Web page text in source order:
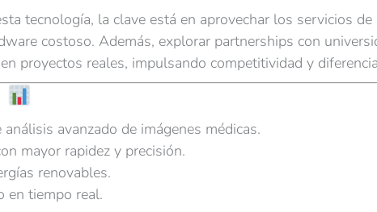
tecnología, la clave está en aprovechar los servicios
costoso. Además, explorar partnerships con
proyectos reales, impulsando competitividad y
avanzado de imágenes médicas.
mayor rapidez y precisión.
renovables.
en tiempo real.